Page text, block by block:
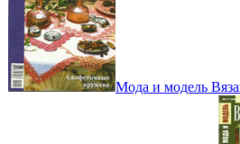
Мода и модель